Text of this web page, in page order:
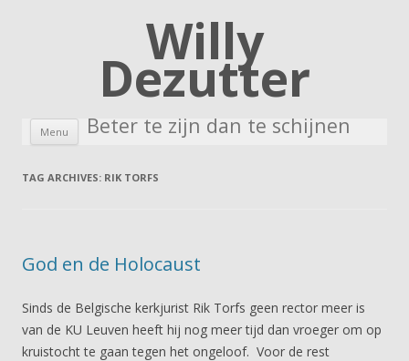
Willy
Dezutter
Beter te zijn dan te schijnen
Menu Skip to content
TAG ARCHIVES: RIK TORFS
God en de Holocaust
Sinds de Belgische kerkjurist Rik Torfs geen rector meer is
van de KU Leuven heeft hij nog meer tijd dan vroeger om op
kruistocht te gaan tegen het ongeloof. Voor de rest